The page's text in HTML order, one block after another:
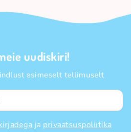
uudiskiri!
esimeselt tellimuselt
ja privaatsuspoliitika